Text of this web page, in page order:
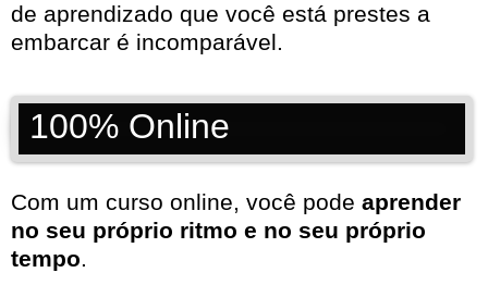
de aprendizado que você está prestes a
embarcar é incomparável.
100% Online
Com um curso online, você pode aprender
no seu próprio ritmo e no seu próprio
tempo.